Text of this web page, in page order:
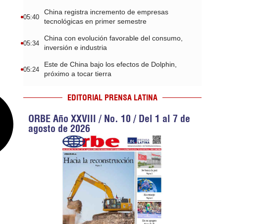
05:40
China registra incremento de empresas
tecnológicas en primer semestre
05:34
China con evolución favorable del consumo,
inversión e industria
05:24
Este de China bajo los efectos de Dolphin,
próximo a tocar tierra
EDITORIAL PRENSA LATINA
ORBE Año XXVIII / No. 10 / Del 1 al 7 de
agosto de 2026